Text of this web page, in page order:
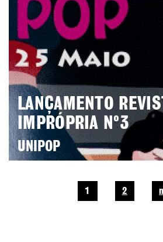
LANÇAMENTO
IMPRÓPRIA Nº3
UNIPOP
1 2